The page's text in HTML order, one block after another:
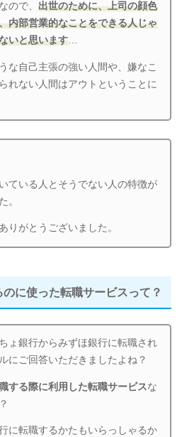
ので、出世のために、上司の顔色
内部営業的なことをできる人じゃ
いと思います…
な自己主張の強い人間や、嫌なこ
れない人間はアウトということに
ている人とそうでない人の特徴が
。
りがとうございました。
に使った転職サービスって？
ょ銀行からみずほ銀行に転職され
にご回答いただきましたよね？
する際に利用した転職サービスな
に転職するかたもいらっしゃるか